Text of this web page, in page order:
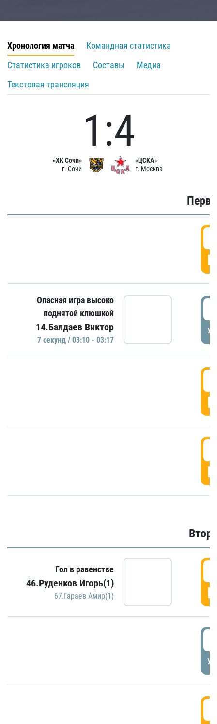
Хронология матча
Командная статистика
Статистика игроков
Составы
Медиа
Текстовая трансляция
«ХК Сочи»
г. Сочи
1:4
«ЦСКА»
г. Москва
Опасная игра высоко
поднятой клюшкой
14.Балдаев Виктор
7 секунд / 03:10 - 03:17
Гол в равенстве
46.Руденков Игорь(1)
67.Гараев Амир(1)